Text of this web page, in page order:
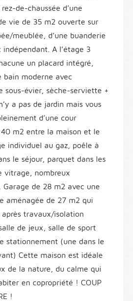
de-chaussée d’une
vie de 35 m2 ouverte sur
meublée, d’une buanderie
indépendant. A l’étage 3
un placard intégré,
bain moderne avec
sous-évier, sèche-serviette +
a pas de jardin mais vous
d’une cour
40 m2 entre la maison et le
individuel au gaz, poêle à
le séjour, parquet dans les
vitrage, nombreux
de 28 m2 avec une
aménagée de 27 m2 qui
travaux/isolation
de jeux, salle de sport
stationnement (une dans le
Cette maison est idéale
de la nature, du calme qui
en copropriété ! COUP
!